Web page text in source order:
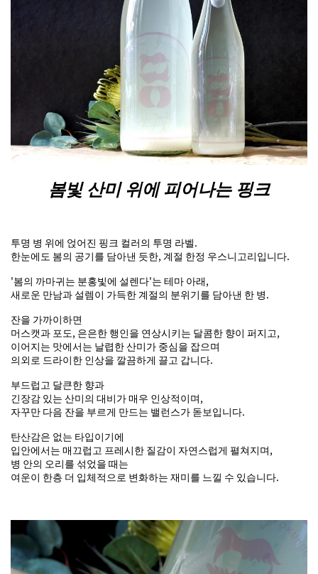
봄빛 산미 위에 피어나는 핑크
투명 병 위에 얹어진 핑크 컬러의 투명 라벨.
한눈에도 봄의 공기를 담아낸 듯한, 계절 한정 우스니고리입니다.
'봄의 까마귀는 분홍빛에 설렌다'는 테마 아래,
새로운 만남과 설렘이 가득한 계절의 분위기를 담아낸 한 병.
잔을 가까이하면
머스캣과 포도, 은은한 행인을 연상시키는 달콤한 향이 퍼지고,
이어지는 맛에서는 날렵한 산미가 중심을 잡으며
의외로 드라이한 인상을 깔끔하게 끌고 갑니다.
부드럽고 달큰한 향과
긴장감 있는 산미의 대비가 매우 인상적이며,
자꾸만 다음 잔을 부르게 만드는 밸런스가 돋보입니다.
탄산감은 없는 타입이기에
입안에서는 매끄럽고 프레시한 질감이 자연스럽게 펼쳐지며,
병 안의 오리를 섞었을 때는
여운이 한층 더 입체적으로 변화하는 재미를 느낄 수 있습니다.